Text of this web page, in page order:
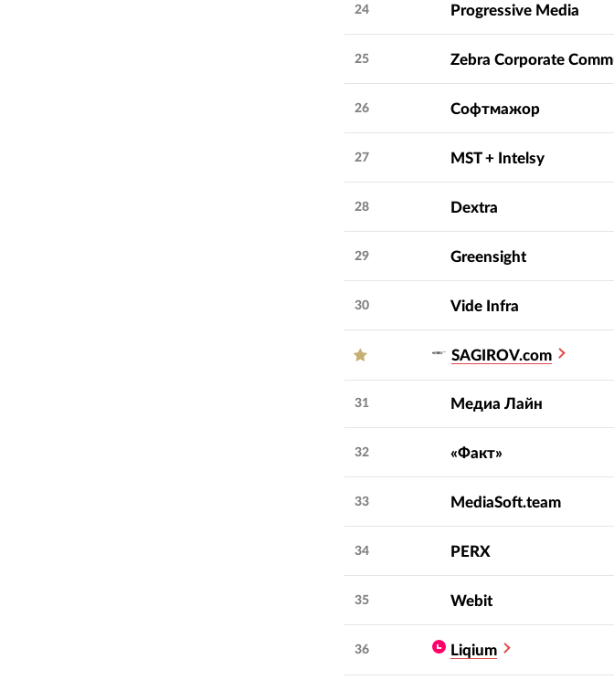
24 Progressive Media
25
26 Софтмажор
27 MST + Intelsy
28 Dextra
29 Greensight
30 Vide Infra
SAGIROV.com
31 Медиа Лайн
32 «Факт»
33 MediaSoft.team
34 PERX
35 Webit
36 Liqium